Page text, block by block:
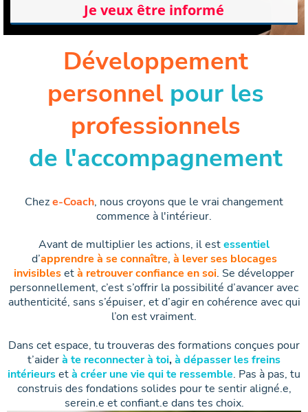
Je veux être informé
Développement
personnel pour les
professionnels
de l'accompagnement
Cheze-Coach, nous croyons que le vrai changement
commence à l'intérieur.
Avant de multiplier les actions, il estessentiel
d’apprendre à se connaître, à lever ses blocages
invisiblesetà retrouver confiance en soi. Se développer
personnellement, c’est s’offrir la possibilité d’avancer avec
authenticité, sans s’épuiser, et d’agir en cohérence avec qui
l’on est vraiment.
Dans cet espace, tu trouveras des formations conçues pour
t’aiderà te reconnecter à toi,à dépasser les freins
intérieursetà créer une vie qui te ressemble. Pas à pas, tu
construis des fondations solides pour te sentir aligné.e,
serein.e et confiant.e dans tes choix.